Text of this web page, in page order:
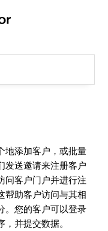
地添加客户，或批量
发送邀请来注册客户
问客户门户并进行注
帮助客户访问与其相
。您的客户可以登录
，并提交数据。